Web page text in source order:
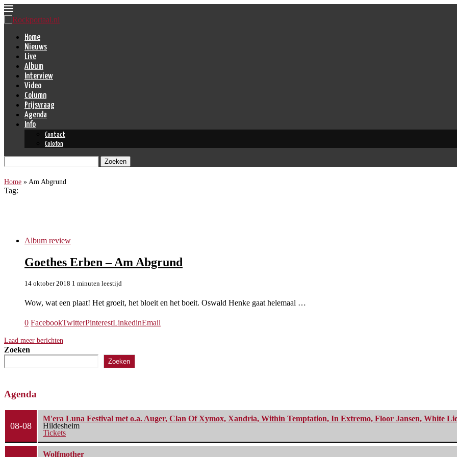
Home
Nieuws
Live
Album
Interview
Video
Column
Prijsvraag
Agenda
Info
Contact
Colofon
Zoeken
Home » Am Abgrund
Tag:
Album review
Goethes Erben – Am Abgrund
14 oktober 2018 1 minuten leestijd
Wow, wat een plaat! Het groeit, het bloeit en het boeit. Oswald Henke gaat helemaal …
0 FacebookTwitterPinterestLinkedinEmail
Laad meer berichten
Zoeken
Zoeken
Agenda
08-08
M'era Luna Festival met o.a. Auger, Clan Of Xymox, Xandria, Within Temptation, In Extremo, Floor Jansen, White
Hildesheim
Tickets
Wolfmother